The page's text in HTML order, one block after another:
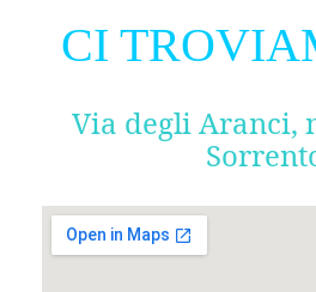
CI
Via degli Aranci,